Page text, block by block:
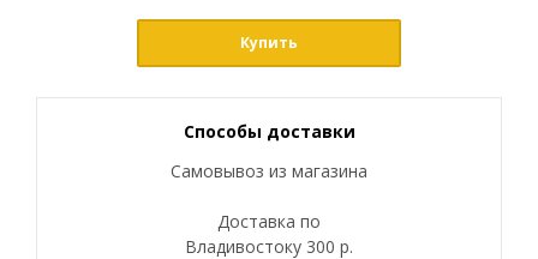
Купить
Способы доставки
Самовывоз из магазина
Доставка по
Владивостоку 300 р.